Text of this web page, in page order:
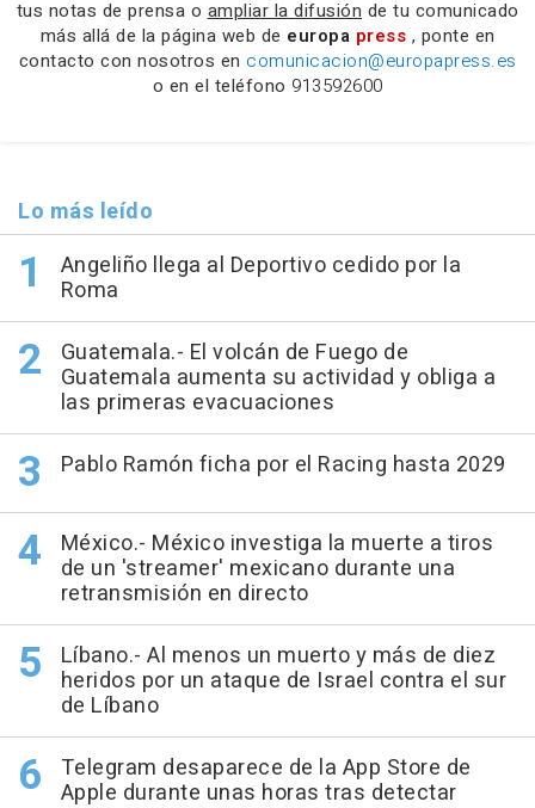
tus notas de prensa o ampliar la difusión de tu comunicado
más allá de la página web de europa press , ponte en
contacto con nosotros en comunicacion@europapress.es
o en el teléfono 913592600
Lo más leído
Angeliño llega al Deportivo cedido por la
Roma
Guatemala.- El volcán de Fuego de
Guatemala aumenta su actividad y obliga a
las primeras evacuaciones
Pablo Ramón ficha por el Racing hasta 2029
México.- México investiga la muerte a tiros
de un 'streamer' mexicano durante una
retransmisión en directo
Líbano.- Al menos un muerto y más de diez
heridos por un ataque de Israel contra el sur
de Líbano
Telegram desaparece de la App Store de
Apple durante unas horas tras detectar